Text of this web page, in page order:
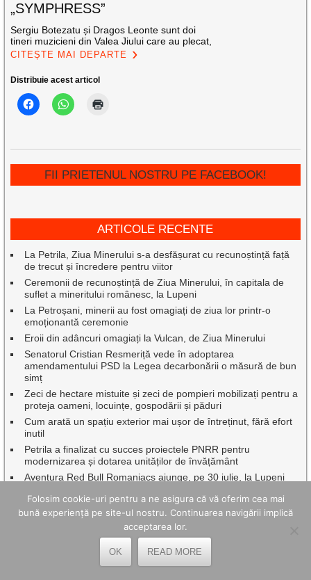
„SYMPHRESS”
Sergiu Botezatu și Dragos Leonte sunt doi
tineri muzicieni din Valea Jiului care au plecat,
CITEȘTE MAI DEPARTE
Distribuie acest articol
FII PRIETENUL NOSTRU PE FACEBOOK!
ARTICOLE RECENTE
La Petrila, Ziua Minerului s-a desfășurat cu recunoștință față
de trecut și încredere pentru viitor
Ceremonii de recunoștință de Ziua Minerului, în capitala de
suflet a mineritului românesc, la Lupeni
La Petroșani, minerii au fost omagiați de ziua lor printr-o
emoționantă ceremonie
Eroii din adâncuri omagiați la Vulcan, de Ziua Minerului
Senatorul Cristian Resmeriță vede în adoptarea
amendamentului PSD la Legea decarbonării o măsură de bun
simț
Zeci de hectare mistuite și zeci de pompieri mobilizați pentru a
proteja oameni, locuințe, gospodării și păduri
Cum arată un spațiu exterior mai ușor de întreținut, fără efort
inutil
Petrila a finalizat cu succes proiectele PNRR pentru
modernizarea și dotarea unităților de învățământ
Aventura Red Bull Romaniacs ajunge, pe 30 iulie, la Lupeni
O săptămână de neuitat la Lacul Balaton pentru elevi de la
cele trei școli gimnaziale din municipiul Lupeni
Nedeia din Poiana Muierii și întoarcerea la rădăcinile timpului
Intervenție promptă a salvamontiștilor în Munții Retezat
Oameni speciali sărbătoriți de autorități la Gala de excelenţă
”Hunedoreni de succes”, ediția 2026
Folosim cookie-uri pentru a ne asigura că vă oferim cea mai
bună experiență pe site-ul nostru. Continuarea navigării implică
acceptarea lor.
OK READ MORE